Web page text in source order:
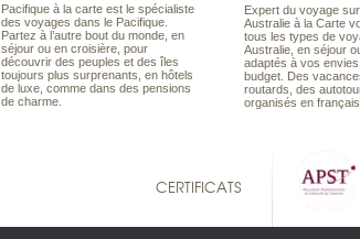
Pacifique à la carte est le spécialiste
des voyages dans le Pacifique.
Partez à l’autre bout du monde, en
séjour ou en croisière, pour
découvrir des peuples et des îles
toujours plus surprenants, en hôtels
de luxe, comme dans des pensions
de charme.
Expert du voyage
Australie à la Carte
tous les types de
Australie, en séjour
adaptés à vos
budget. Des
routards, des
organisés en français
CERTIFICATS